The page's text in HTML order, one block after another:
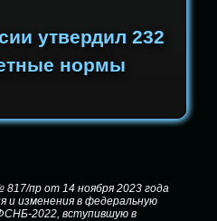
утвердил 232
нормы
пр от 14 ноября 2023 года
и изменения в федеральную
2022, вступившую в